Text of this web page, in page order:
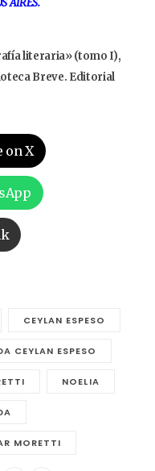
literaria» (tomo I),
Breve. Editorial
on X
CEYLAN ESPESO
CEYLAN ESPESO
NOELIA
MORETTI